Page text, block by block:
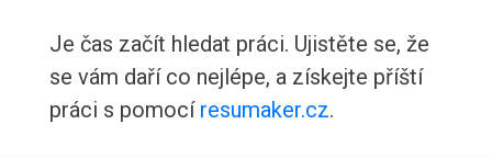
Je čas začít hledat práci. Ujistěte se, že
se vám daří co nejlépe, a získejte příští
práci s pomocí resumaker.cz.